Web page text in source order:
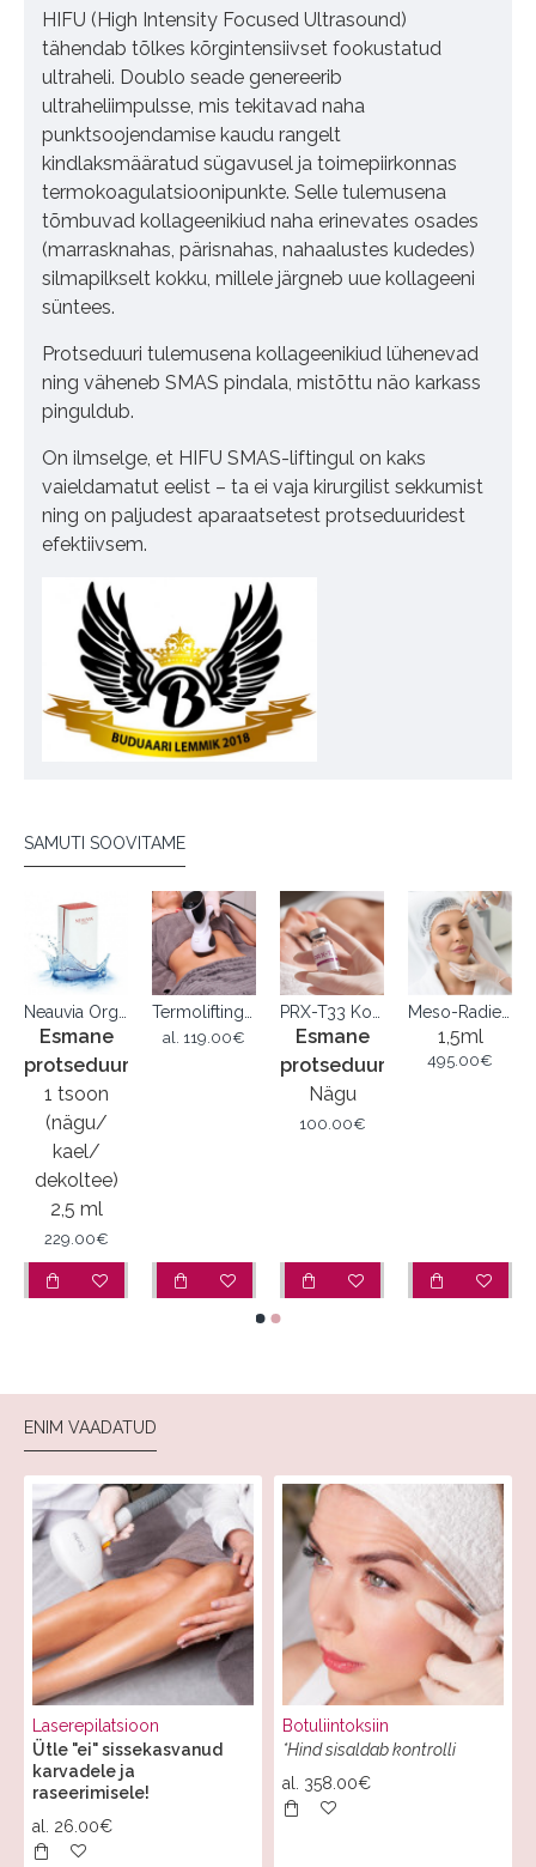
HIFU (High Intensity Focused Ultrasound)
tähendab tõlkes kõrgintensiivset fookustatud
ultraheli. Doublo seade genereerib
ultraheliimpulsse, mis tekitavad naha
punktsoojendamise kaudu rangelt
kindlaksmääratud sügavusel ja toimepiirkonnas
termokoagulatsioonipunkte. Selle tulemusena
tõmbuvad kollageenikiud naha erinevates osades
(marrasknahas, pärisnahas, nahaalustes kudedes)
silmapilkselt kokku, millele järgneb uue kollageeni
süntees.
Protseduuri tulemusena kollageenikiud lühenevad
ning väheneb SMAS pindala, mistõttu näo karkass
pinguldub.
On ilmselge, et HIFU SMAS-liftingul on kaks
vaieldamatut eelist – ta ei vaja kirurgilist sekkumist
ning on paljudest aparaatsetest protseduuridest
efektiivsem.
SAMUTI SOOVITAME
Neauvia Organic Hydro Deluxe
Esmane
protseduur
1 tsoon
(nägu/
kael/
dekoltee)
2,5 ml
229.00€
Termolifting VIORA RE-FIT
al. 119.00€
PRX-T33 Koorimine
Esmane
protseduur
Nägu
100.00€
Meso-Radiesse®
1,5ml
495.00€
ENIM VAADATUD
Laserepilatsioon
Ütle "ei" sissekasvanud
karvadele ja
raseerimisele!
al. 26.00€
Botuliintoksiin
*Hind sisaldab kontrolli
al. 358.00€